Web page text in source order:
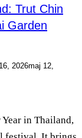
Trut Chin
Garden
2026maj 12,
in Thailand,